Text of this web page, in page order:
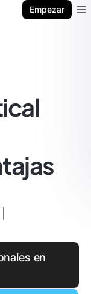
Empezar
en